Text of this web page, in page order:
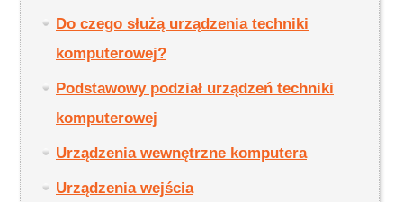
Do czego służą urządzenia techniki
komputerowej?
Podstawowy podział urządzeń techniki
komputerowej
Urządzenia wewnętrzne komputera
Urządzenia wejścia